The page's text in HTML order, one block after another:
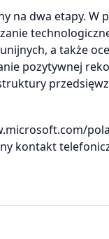
na dwa etapy.
a także
pozytywnej
kontakt